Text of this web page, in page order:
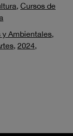
, Cursos de
y Ambientales,
, 2024,